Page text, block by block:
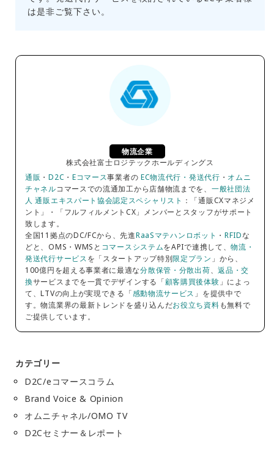
は是非ご覧下さい。
物流企業
株式会社富士ロジテックホールディングス
通販 ・D2C ・ Eコマース事業者の EC物流代行・発送代行 ・ オムニ
チャネルコマースでの流通加工から店舗物流までを、 一般社団法
人 通販エキスパート協会認定スペシャリスト ：「通販CXマネジメ
ント」・「フルフィルメントCX」メンバーとスタッフがサポート
致します。
全国11拠点のDC/FCから、先進RaaSマテハンロボット ・RFIDな
どと、OMS・WMSと コマースシステムをAPIで連携して、物流・
発送代行サービスを「スタートアップ特別限定プラン 」から、
100億円を超える事業者に最適な分散保管・分散出荷、返品・交
換サービスまでを一貫でデザインする「顧客購買後体験 」によっ
て、LTVの向上が実現できる「感動物流サービス 」を提供中で
す。物流業界の最新トレンドを盛り込んだお役立ち資料も無料で
ご提供しています。
カテゴリー
D2C/eコマースコラム
Brand Voice & Opinion
オムニチャネル/OMO TV
D2Cセミナー＆レポート